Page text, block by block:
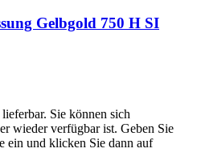
Gelbgold 750 H SI
Sie können sich
wieder verfügbar ist. Geben Sie
ein und klicken Sie dann auf